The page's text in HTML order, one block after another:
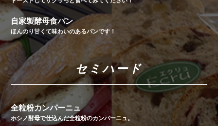
自家製酵母食パン
ほんのり甘くて味わいのあるパンです！
セミハード
全粒粉カンパーニュ
ホシノ酵母で仕込んだ全粒粉のカンパーニュ。